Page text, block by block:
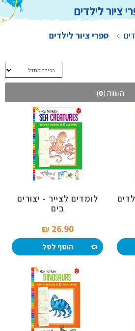
ציור לילדים
> ספרי ציור לילדים
השווה (0
)
לומדים לצייר - יצורים
בים
26.90 ₪‎
הוסף לסל